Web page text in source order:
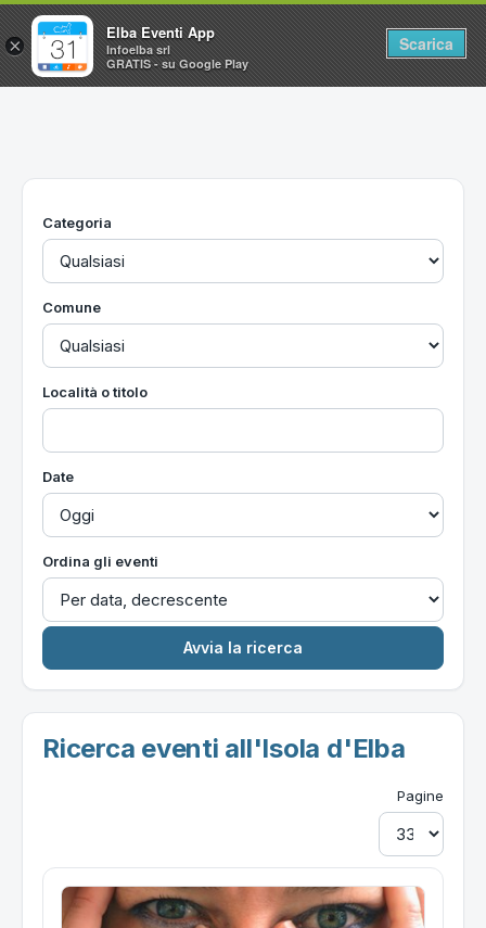
Home
Utilità
Categoria
Comune
Località o titolo
Date
Ordina gli eventi
Ricerca eventi all'Isola d'Elba
Pagine
×
Elba Eventi App
Infoelba srl
GRATIS - su Google Play
Scarica